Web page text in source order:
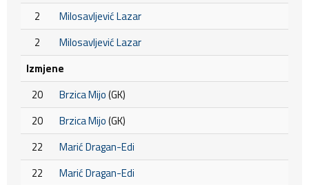
2
Milosavljević Lazar
2
Milosavljević Lazar
Izmjene
20
Brzica Mijo(GK)
20
Brzica Mijo(GK)
22
Marić Dragan-Edi
22
Marić Dragan-Edi